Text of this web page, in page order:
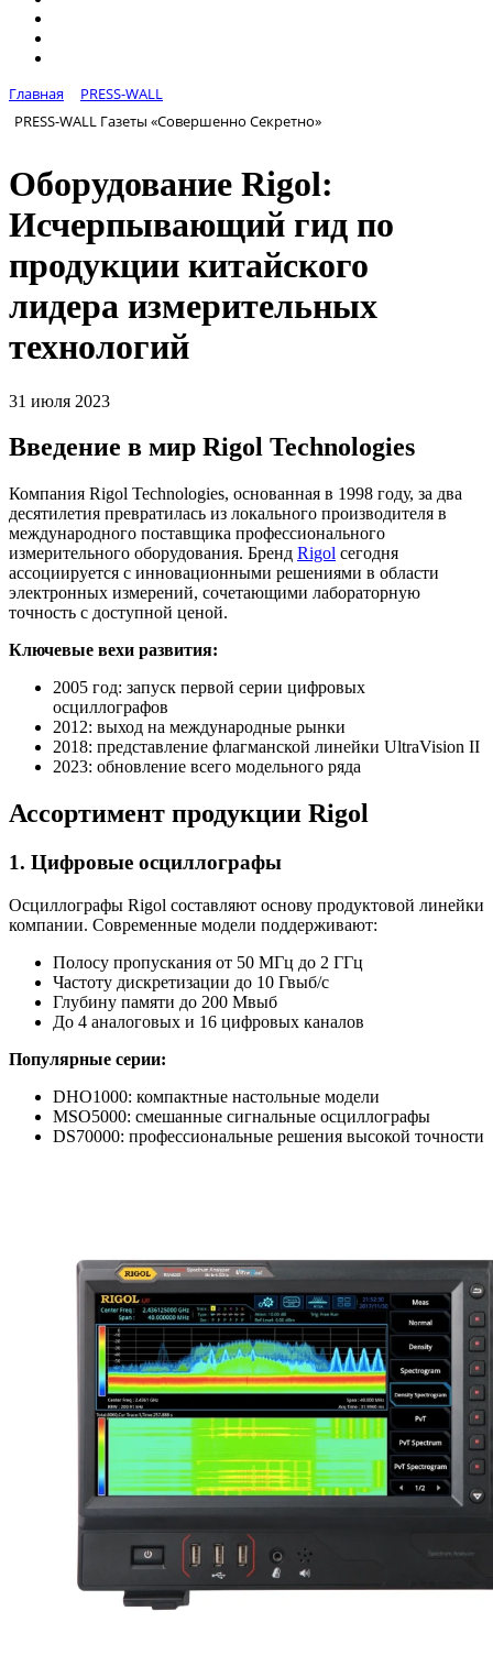
Главная
PRESS-WALL
PRESS-WALL Газеты «Совершенно Секретно»
Оборудование Rigol:
Исчерпывающий гид по
продукции китайского
лидера измерительных
технологий
31 июля 2023
Введение в мир Rigol Technologies
Компания Rigol Technologies, основанная в 1998 году, за два
десятилетия превратилась из локального производителя в
международного поставщика профессионального
измерительного оборудования. Бренд Rigol сегодня
ассоциируется с инновационными решениями в области
электронных измерений, сочетающими лабораторную
точность с доступной ценой.
Ключевые вехи развития:
2005 год: запуск первой серии цифровых
осциллографов
2012: выход на международные рынки
2018: представление флагманской линейки UltraVision II
2023: обновление всего модельного ряда
Ассортимент продукции Rigol
1. Цифровые осциллографы
Осциллографы Rigol составляют основу продуктовой линейки
компании. Современные модели поддерживают:
Полосу пропускания от 50 МГц до 2 ГГц
Частоту дискретизации до 10 Гвыб/с
Глубину памяти до 200 Мвыб
До 4 аналоговых и 16 цифровых каналов
Популярные серии:
DHO1000: компактные настольные модели
MSO5000: смешанные сигнальные осциллографы
DS70000: профессиональные решения высокой точности